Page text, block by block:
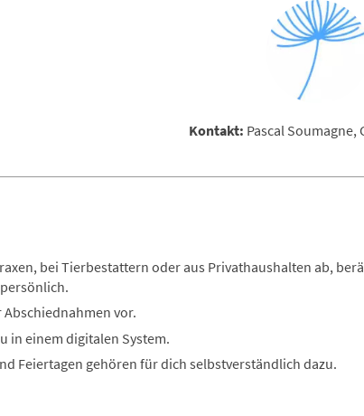
Kontakt: Pascal Soumagne,
bei Tierbestattern oder aus Privathaushalten ab,
vor.
in einem digitalen System.
Feiertagen gehören für dich selbstverständlich dazu.